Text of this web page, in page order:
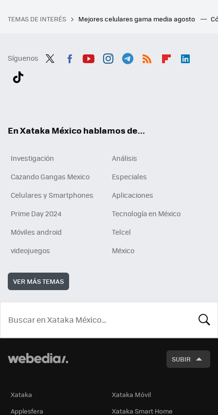
TEMAS DE INTERÉS Mejores celulares gama media agosto
Síguenos
En Xataka México hablamos de...
Investigación
Análisis
Cazando Gangas Mexico
Especiales
Celulares y Smartphones
Aplicaciones
Prime Day 2024
Tecnología en México
Móviles android
Telcel
videojuegos
México
VER MÁS TEMAS
SUBIR
Xataka
Xataka Móvil
Applesfera
Xataka Smart Home